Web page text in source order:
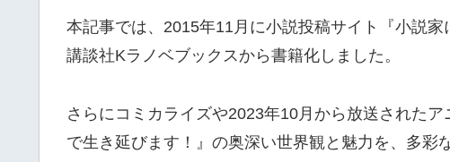
本記事では、2015年11月に小説投稿サイト『小説
講談社Kラノベブックスから書籍化しました。
さらにコミカライズや2023年10月から放送された
で生き延びます！』の奥深い世界観と魅力を、多彩